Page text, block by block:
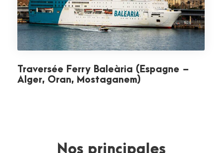
Traversée Ferry Baleària (Espagne –
Alger, Oran, Mostaganem)
Nos principales